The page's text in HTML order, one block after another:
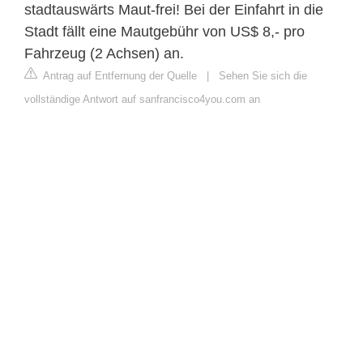
stadtauswärts Maut-frei! Bei der Einfahrt in die
Stadt fällt eine Mautgebühr von US$ 8,- pro
Fahrzeug (2 Achsen) an.
Antrag auf Entfernung der Quelle | Sehen Sie sich die
vollständige Antwort auf sanfrancisco4you.com an